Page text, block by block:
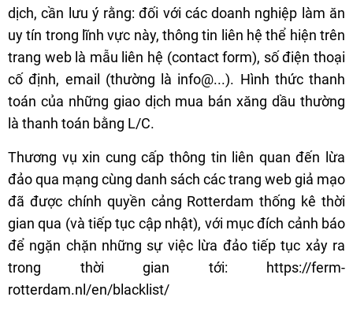
dịch, cần lưu ý rằng: đối với các doanh nghiệp làm ăn
uy tín trong lĩnh vực này, thông tin liên hệ thể hiện trên
trang web là mẫu liên hệ (contact form), số điện thoại
cố định, email (thường là info@...). Hình thức thanh
toán của những giao dịch mua bán xăng dầu thường
là thanh toán bằng L/C.
Thương vụ xin cung cấp thông tin liên quan đến lừa
đảo qua mạng cùng danh sách các trang web giả mạo
đã được chính quyền cảng Rotterdam thống kê thời
gian qua (và tiếp tục cập nhật), với mục đích cảnh báo
để ngặn chặn những sự việc lừa đảo tiếp tục xảy ra
trong thời gian tới: https://ferm-
rotterdam.nl/en/blacklist/